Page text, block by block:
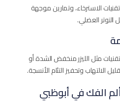
الاسترخاء، وتمارين موجهة
العضلي.
مثل الليزر منخفض الشدة أو
الالتهاب وتحفيز التئام الأنسجة.
الفك في أبوظبي